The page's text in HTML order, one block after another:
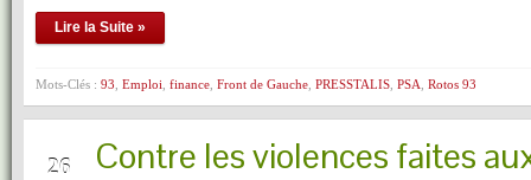
Lire la Suite »
Mots-Clés : 93 Emploi finance Front de Gauche PRESSTALIS PSA Rotos 93
26 Contre les violences faites